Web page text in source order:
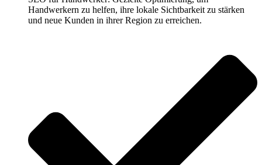
Handwerkern zu helfen, ihre lokale Sichtbarkeit zu stärken
und neue Kunden in ihrer Region zu erreichen.